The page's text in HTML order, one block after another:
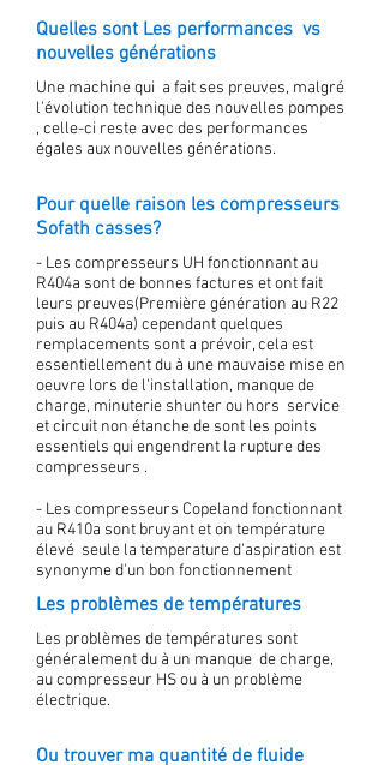
Quelles sont Les performances vs
nouvelles générations
Une machine qui a fait ses preuves, malgré
l'évolution technique des nouvelles pompes
, celle-ci reste avec des performances
égales aux nouvelles générations.
Pour quelle raison les compresseurs
Sofath casses?
- Les compresseurs UH fonctionnant au
R404a sont de bonnes factures et ont fait
leurs preuves(Première génération au R22
puis au R404a) cependant quelques
remplacements sont a prévoir, cela est
essentiellement du à une mauvaise mise en
oeuvre lors de l'installation, manque de
charge, minuterie shunter ou hors service
et circuit non étanche de sont les points
essentiels qui engendrent la rupture des
compresseurs .
- Les compresseurs Copeland fonctionnant
au R410a sont bruyant et on température
élevé seule la temperature d'aspiration est
synonyme d'un bon fonctionnement
Les problèmes de températures
Les problèmes de températures sont
généralement du à un manque de charge,
au compresseur HS ou à un problème
électrique.
Ou trouver ma quantité de fluide